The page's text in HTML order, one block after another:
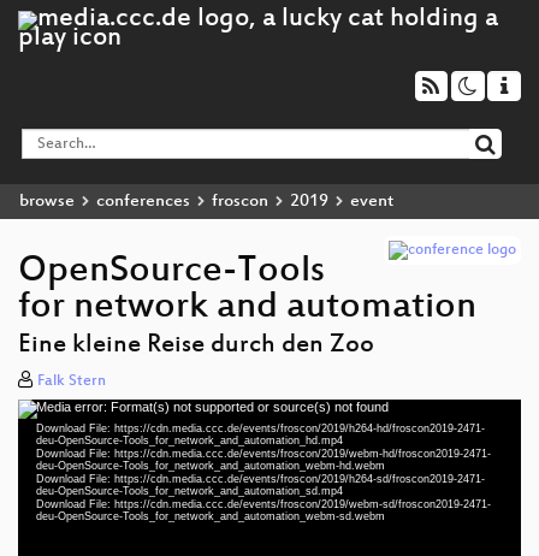
browse conferences froscon 2019 event
OpenSource-Tools
for network and automation
Eine kleine Reise durch den Zoo
Falk Stern
Video
Player
Media error: Format(s) not supported or source(s) not found
Download File: https://cdn.media.ccc.de/events/froscon/2019/h264-hd/froscon2019-2471-
deu-OpenSource-Tools_for_network_and_automation_hd.mp4
Download File: https://cdn.media.ccc.de/events/froscon/2019/webm-hd/froscon2019-2471-
deu-OpenSource-Tools_for_network_and_automation_webm-hd.webm
Download File: https://cdn.media.ccc.de/events/froscon/2019/h264-sd/froscon2019-2471-
deu-OpenSource-Tools_for_network_and_automation_sd.mp4
Download File: https://cdn.media.ccc.de/events/froscon/2019/webm-sd/froscon2019-2471-
deu-OpenSource-Tools_for_network_and_automation_webm-sd.webmdeu 1080p (mp4)